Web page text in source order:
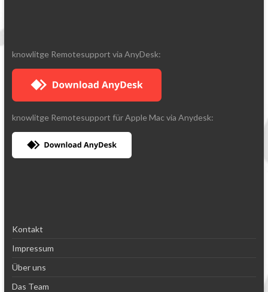
knowlitge Remotesupport via AnyDesk:
knowlitge Remotesupport für Apple Mac via Anydesk:
Kontakt
Impressum
Über uns
Das Team